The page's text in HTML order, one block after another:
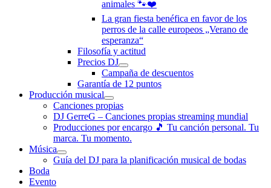
animales 🐾❤️
La gran fiesta benéfica en favor de los
perros de la calle europeos „Verano de
esperanza“
Filosofía y actitud
Precios DJ
Campaña de descuentos
Garantía de 12 puntos
Producción musical
Canciones propias
DJ GerreG – Canciones propias streaming mundial
Producciones por encargo 🎵 Tu canción personal. Tu
marca. Tu momento.
Música
Guía del DJ para la planificación musical de bodas
Boda
Evento